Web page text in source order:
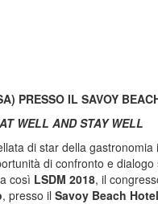
PRESSO IL SAVOY
WELL AND STAY WELL
di star della
di confronto e
così LSDM 2018, il
, presso il Savoy Beach